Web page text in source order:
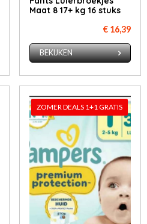
Maat 8 17+ kg 16 stuks
€ 16,39
BEKIJKEN
ZOMER DEALS 1+1 GRATIS